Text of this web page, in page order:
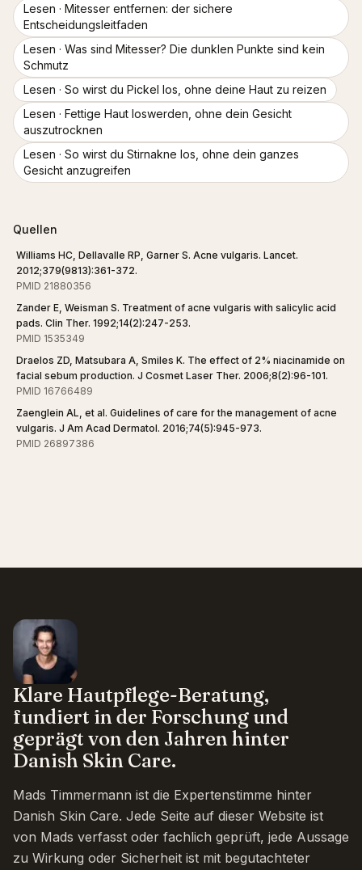
Lesen · Mitesser entfernen: der sichere
Entscheidungsleitfaden
Lesen · Was sind Mitesser? Die dunklen Punkte sind kein
Schmutz
Lesen · So wirst du Pickel los, ohne deine Haut zu reizen
Lesen · Fettige Haut loswerden, ohne dein Gesicht
auszutrocknen
Lesen · So wirst du Stirnakne los, ohne dein ganzes
Gesicht anzugreifen
Quellen
Williams HC, Dellavalle RP, Garner S. Acne vulgaris. Lancet.
2012;379(9813):361-372.
PMID 21880356
Zander E, Weisman S. Treatment of acne vulgaris with salicylic acid
pads. Clin Ther. 1992;14(2):247-253.
PMID 1535349
Draelos ZD, Matsubara A, Smiles K. The effect of 2% niacinamide on
facial sebum production. J Cosmet Laser Ther. 2006;8(2):96-101.
PMID 16766489
Zaenglein AL, et al. Guidelines of care for the management of acne
vulgaris. J Am Acad Dermatol. 2016;74(5):945-973.
PMID 26897386
Klare Hautpflege-Beratung,
fundiert in der Forschung und
geprägt von den Jahren hinter
Danish Skin Care.
Mads Timmermann ist die Expertenstimme hinter
Danish Skin Care. Jede Seite auf dieser Website ist
von Mads verfasst oder fachlich geprüft, jede Aussage
zu Wirkung oder Sicherheit ist mit begutachteter